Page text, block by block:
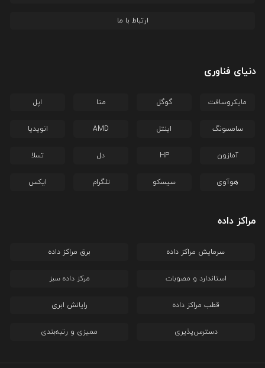
ارتباط با ما
دنیای فناوری
مایکروسافت گوگل متا اپل
سامسونگ اینتل AMD انویدیا
آمازون HP دل تسلا
هوآوی سیسکو تلگرام ایکس
مراکز داده
سرمایش مراکز داده برق مراکز داده
استاندارد و مصوبات مرکز داده سبز
قطب مراکز داده رایانش ابری
دسترس‌پذیری ممیزی و رتبه‌بندی